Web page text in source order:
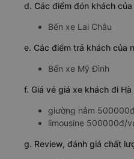
d. Các điểm đón khách
Bến xe Lai Châu
e. Các điểm trả khách của
Bến xe Mỹ Đình
f. Giá vé giá xe khách đi
giường nằm
limousine 500000đ/
g. Review, đánh giá chất